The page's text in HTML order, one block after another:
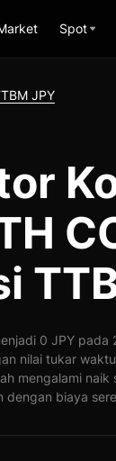
Spot
JPY
0 JPY
nilai tukar
mengalami
biaya